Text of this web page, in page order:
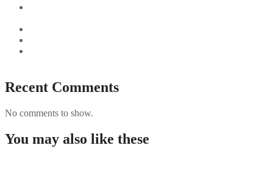
Recent Comments
No comments to show.
You may also like these